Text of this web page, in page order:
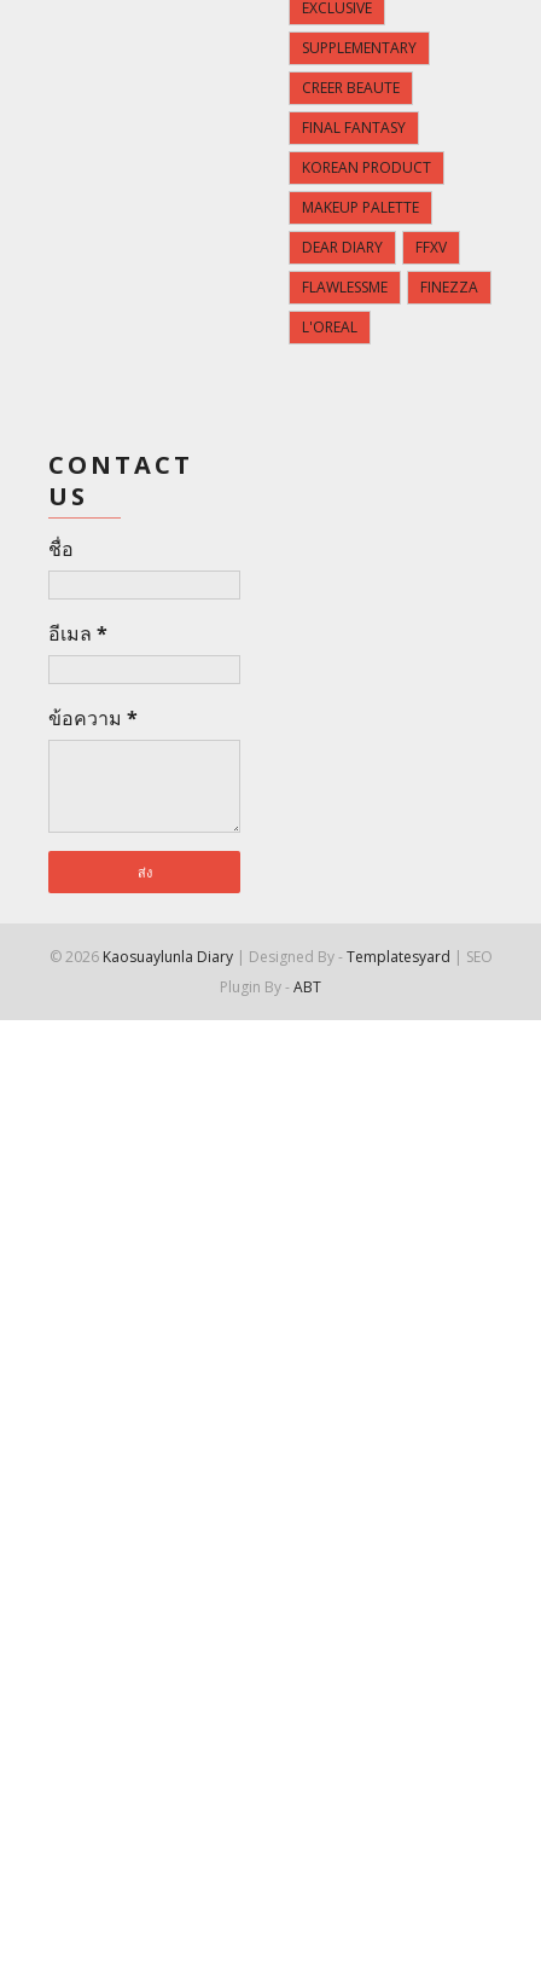
EXCLUSIVE
SUPPLEMENTARY
CREER BEAUTE
FINAL FANTASY
KOREAN PRODUCT
MAKEUP PALETTE
DEAR DIARY
FFXV
FLAWLESSME
FINEZZA
L'OREAL
CONTACT
US
ชื่อ
อีเมล *
ข้อความ *
©2026 Kaosuaylunla Diary| Designed By -Templatesyard | SEO
Plugin By -ABT